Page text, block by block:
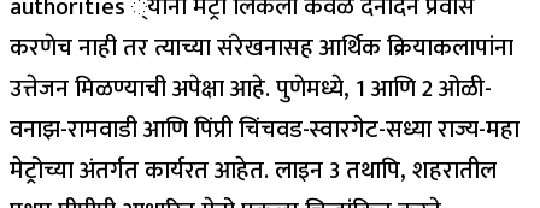
करणेच नाही तर त्याच्या संरेखनासह आर्थिक क्रियाकलापांना
उत्तेजन मिळण्याची अपेक्षा आहे.पुणेमध्ये, 1 आणि 2 ओळी-
वनाझ-रामवाडी आणि पिंप्री चिंचवड-स्वारगेट-सध्या राज्य-महा
मेट्रोच्या अंतर्गत कार्यरत आहेत. लाइन 3 तथापि, शहरातील